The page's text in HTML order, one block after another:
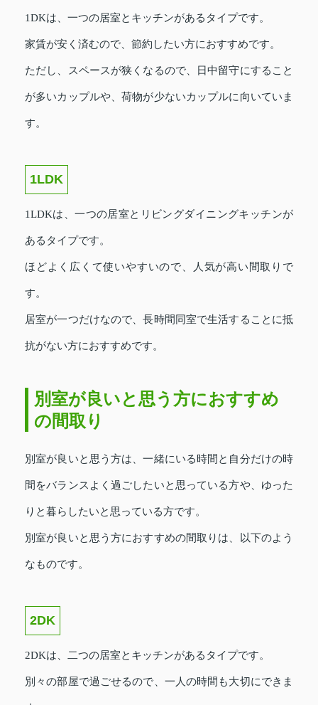
1DKは、一つの居室とキッチンがあるタイプです。
家賃が安く済むので、節約したい方におすすめです。
ただし、スペースが狭くなるので、日中留守にすること
が多いカップルや、荷物が少ないカップルに向いていま
す。
1LDK
1LDKは、一つの居室とリビングダイニングキッチンが
あるタイプです。
ほどよく広くて使いやすいので、人気が高い間取りで
す。
居室が一つだけなので、長時間同室で生活することに抵
抗がない方におすすめです。
別室が良いと思う方におすすめ
の間取り
別室が良いと思う方は、一緒にいる時間と自分だけの時
間をバランスよく過ごしたいと思っている方や、ゆった
りと暮らしたいと思っている方です。
別室が良いと思う方におすすめの間取りは、以下のよう
なものです。
2DK
2DKは、二つの居室とキッチンがあるタイプです。
別々の部屋で過ごせるので、一人の時間も大切にできま